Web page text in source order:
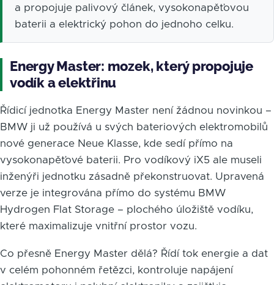
a propojuje palivový článek, vysokonapěťovou
baterii a elektrický pohon do jednoho celku.
Energy Master: mozek, který propojuje
vodík a elektřinu
Řídicí jednotka Energy Master není žádnou novinkou –
BMW ji už používá u svých bateriových elektromobilů
nové generace Neue Klasse, kde sedí přímo na
vysokonapěťové baterii. Pro vodíkový iX5 ale museli
inženýři jednotku zásadně překonstruovat. Upravená
verze je integrována přímo do systému BMW
Hydrogen Flat Storage – plochého úložiště vodíku,
které maximalizuje vnitřní prostor vozu.
Co přesně Energy Master dělá? Řídí tok energie a dat
v celém pohonném řetězci, kontroluje napájení